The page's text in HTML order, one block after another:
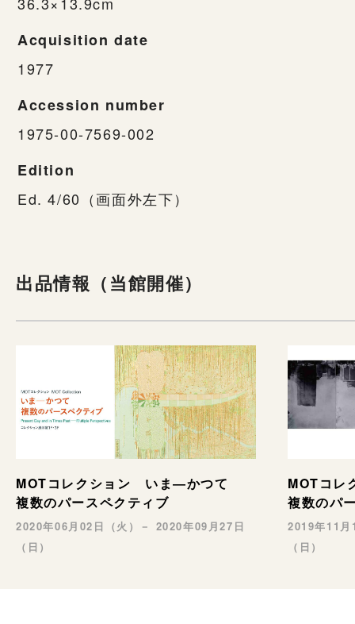
Acquisition date
1977
Accession number
1975-00-7569-002
Edition
Ed. 4/60（画面外左下）
出品情報（当館開催）
MOTコレクション いま―かつて
複数のパースペクティブ
2020年06月02日（火）－ 2020年09月27日
（日）
MOTコ
複数のパ
2019年11
（日）